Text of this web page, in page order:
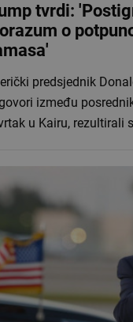
tvrdi:
o
predsjednik
između
u Kairu, rezultirali